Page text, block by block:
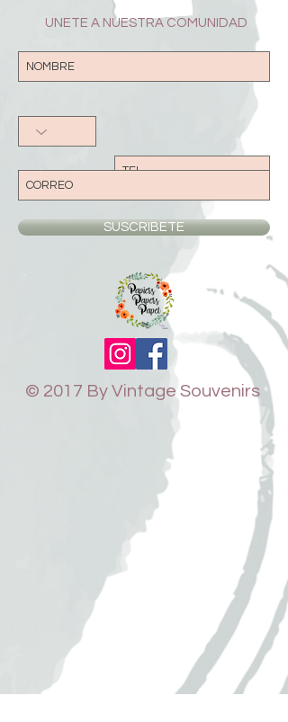
UNETE A NUESTRA COMUNIDAD
SUSCRIBETE
© 2017 By Vintage Souvenirs